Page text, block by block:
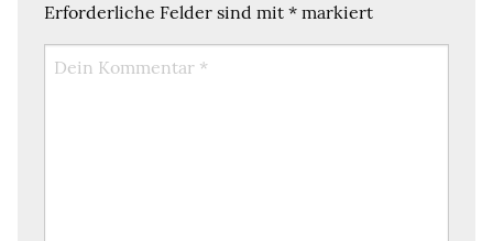
Erforderliche Felder sind mit * markiert